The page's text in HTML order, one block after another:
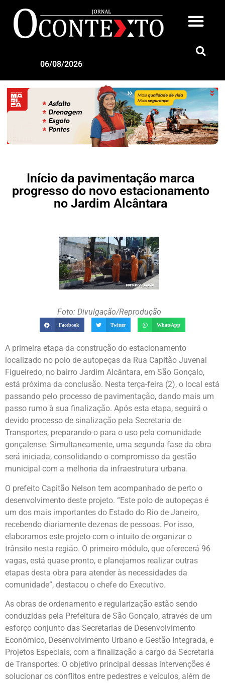
06/08/2026
Início da pavimentação marca
progresso do novo estacionamento
no Jardim Alcântara
Foto: Divulgação/Reprodução
Facebook Twitter WhatsApp
A primeira etapa da construção do estacionamento
localizado no polo de autopeças da Rua Capitão Juvenal
Figueiredo, no bairro Jardim Alcântara, em São Gonçalo,
está próxima da conclusão. Nesta terça-feira (2), o local está
passando pelo processo de pavimentação, dando mais um
passo rumo à sua finalização. Após esta etapa, seguirá o
devido processo de sinalização pela Secretaria de
Transportes, preparando-o para o uso pela comunidade
gonçalense. Simultaneamente, uma segunda fase da obra
será iniciada, consolidando o compromisso da gestão
municipal com a melhoria da infraestrutura urbana.
O prefeito Capitão Nelson tem acompanhado de perto o
desenvolvimento deste projeto. “Este polo de autopeças é
um dos mais importantes do Estado do Rio de Janeiro,
recebendo diariamente dezenas de pessoas. Por isso,
elaboramos este projeto com o intuito de organizar o
trânsito nesta região. O primeiro módulo, que oferecerá 96
vagas, está quase pronto, e planejamos realizar outras
etapas desta obra para atender às necessidades da
comunidade”, destacou o chefe do Executivo.
As obras de ordenamento e regularização estão sendo
conduzidas pela Prefeitura de São Gonçalo, através de um
esforço conjunto das Secretarias de Desenvolvimento
Econômico, Desenvolvimento Urbano e Gestão Integrada, e
Projetos Especiais, com a finalização a cargo da Secretaria
de Transportes. O objetivo principal dessas intervenções é
solucionar os conflitos entre pedestres e veículos, além de